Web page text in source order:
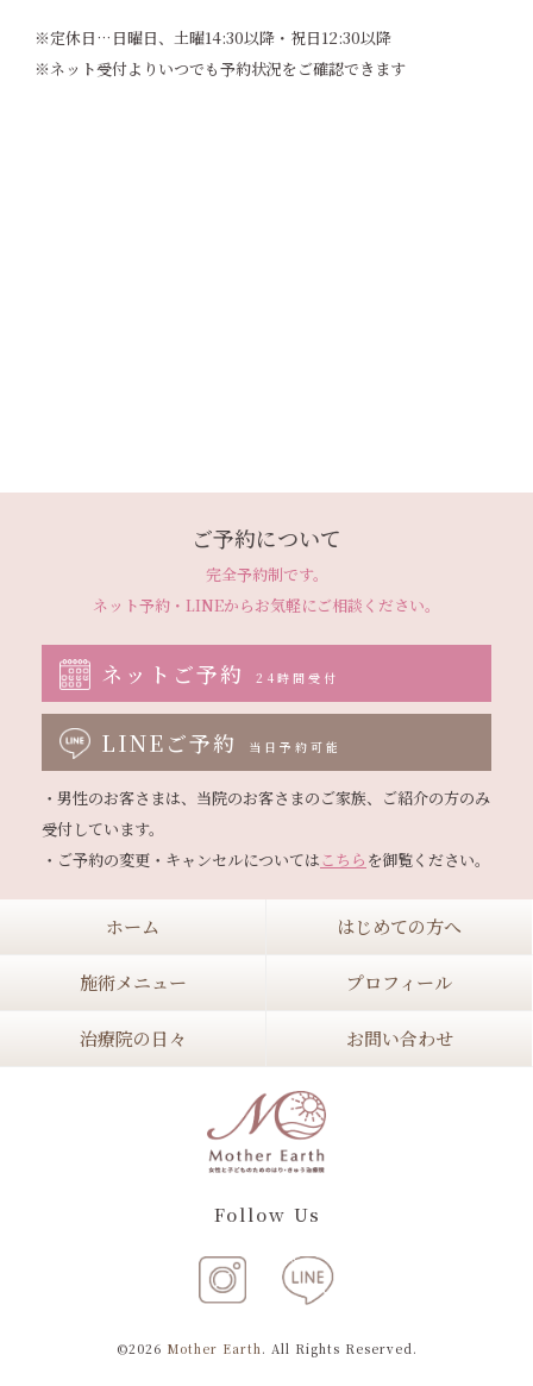
※定休日…日曜日、土曜14:30以降・祝日12:30以降
※ネット受付よりいつでも予約状況をご確認できます
ご予約について
完全予約制です。
ネット予約・LINEからお気軽にご相談ください。
ネットご予約 24時間受付
LINEご予約 当日予約可能
・男性のお客さまは、当院のお客さまのご家族、ご紹介の方のみ
受付しています。
・ご予約の変更・キャンセルについてはこちら
ホーム はじめての方へ
施術メニュー プロフィール
治療院の日々 お問い合わせ
Follow Us
©2026 Mother Earth. All Rights Reserved.